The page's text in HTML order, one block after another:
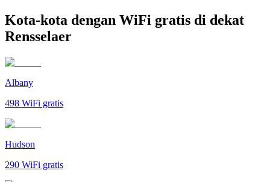
Kota-kota dengan WiFi gratis di dekat
Rensselaer
Albany
498 WiFi gratis
Hudson
290 WiFi gratis